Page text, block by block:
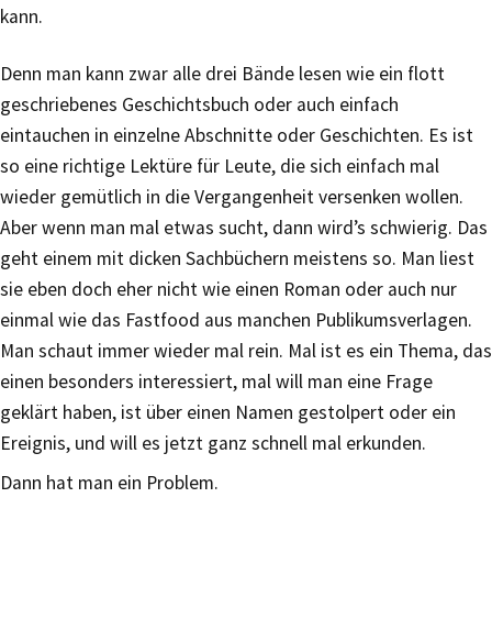
kann.
Denn man kann zwar alle drei Bände lesen wie ein flott
geschriebenes Geschichtsbuch oder auch einfach
eintauchen in einzelne Abschnitte oder Geschichten. Es ist
so eine richtige Lektüre für Leute, die sich einfach mal
wieder gemütlich in die Vergangenheit versenken wollen.
Aber wenn man mal etwas sucht, dann wird’s schwierig. Das
geht einem mit dicken Sachbüchern meistens so. Man liest
sie eben doch eher nicht wie einen Roman oder auch nur
einmal wie das Fastfood aus manchen Publikumsverlagen.
Man schaut immer wieder mal rein. Mal ist es ein Thema, das
einen besonders interessiert, mal will man eine Frage
geklärt haben, ist über einen Namen gestolpert oder ein
Ereignis, und will es jetzt ganz schnell mal erkunden.
Dann hat man ein Problem.